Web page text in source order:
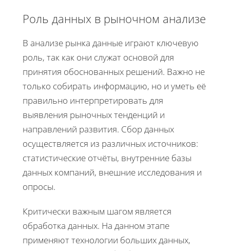
Роль данных в рыночном анализе
В анализе рынка данные играют ключевую
роль, так как они служат основой для
принятия обоснованных решений. Важно не
только собирать информацию, но и уметь её
правильно интерпретировать для
выявления рыночных тенденций и
направлений развития. Сбор данных
осуществляется из различных источников:
статистические отчёты, внутренние базы
данных компаний, внешние исследования и
опросы.
Критически важным шагом является
обработка данных. На данном этапе
применяют технологии больших данных,